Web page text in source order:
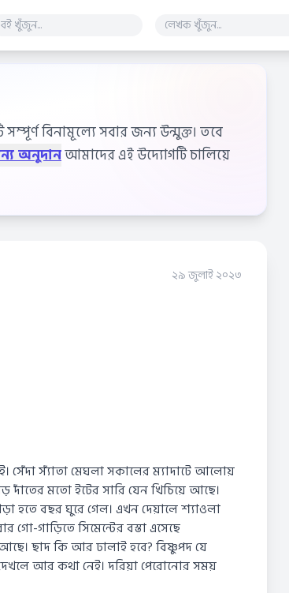
বিনামূল্যে সবার জন্য উন্মুক্ত। তবে
সামান্য অনুদানআমাদের এই উদ্যোগটি চালিয়ে
২৯ জুলাই ২০২৩
সেঁদা স্যাঁতা মেঘলা সকালের ম্যাদাটে আলোয়
দাঁতের মতো ইটের সারি যেন খিচিয়ে আছে।
হতে বছর ঘুরে গেল। এখন দেয়ালে শ্যাওলা
গো-গাড়িতে সিমেন্টের বস্তা এসেছে
ছাদ কি আর ঢালাই হবে? বিষ্ণুপদ যে
আর কথা নেই। দরিয়া পেরোনোর সময়